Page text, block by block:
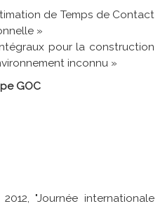
de Temps de Contact
»
pour la construction
inconnu »
GOC
"Journée internationale